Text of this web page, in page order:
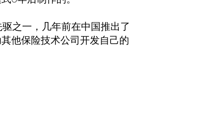
之一，几年前在中国推出了
他保险技术公司开发自己的